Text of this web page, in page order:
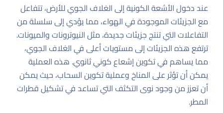
عند دخول الأشعة الكونية إلى الغلاف الجوي للأرض، تتفاعل
مع الجزيئات الموجودة في الهواء، مما يؤدي إلى سلسلة من
التفاعلات التي تنتج جزيئات جديدة، مثل النيوترونات والميونات.
ترتفع هذه الجزيئات إلى مستويات أعلى في الغلاف الجوي،
مما يساهم في تكوين إشعاع كوني ثانوي. هذه العملية
يمكن أن تؤثر على المناخ وعملية تكوين السحاب، حيث يمكن
أن تعزز من وجود نوى التكثف التي تساعد في تشكيل قطرات
المطر.